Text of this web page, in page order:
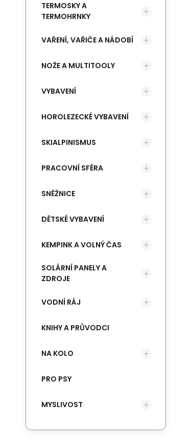
TERMOSKY A
TERMOHRNKY
VAŘENÍ, VAŘIČE A NÁDOBÍ
NOŽE A MULTITOOLY
VYBAVENÍ
HOROLEZECKÉ VYBAVENÍ
SKIALPINISMUS
PRACOVNÍ SFÉRA
SNĚŽNICE
DĚTSKÉ VYBAVENÍ
KEMPINK A VOLNÝ ČAS
SOLÁRNÍ PANELY A
ZDROJE
VODNÍ RÁJ
KNIHY A PRŮVODCI
NA KOLO
PRO PSY
MYSLIVOST